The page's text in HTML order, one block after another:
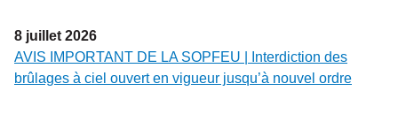
8 juillet 2026
AVIS IMPORTANT DE LA SOPFEU | Interdiction des
brûlages à ciel ouvert en vigueur jusqu’à nouvel ordre